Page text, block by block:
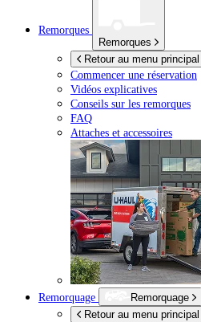
Remorques
Remorques
Retour au menu principal
Commencer une réservation
Vidéos explicatives
Conseils sur les remorques
FAQ
Attaches et accessoires
Remorquage
Remorquage
Retour au menu principal